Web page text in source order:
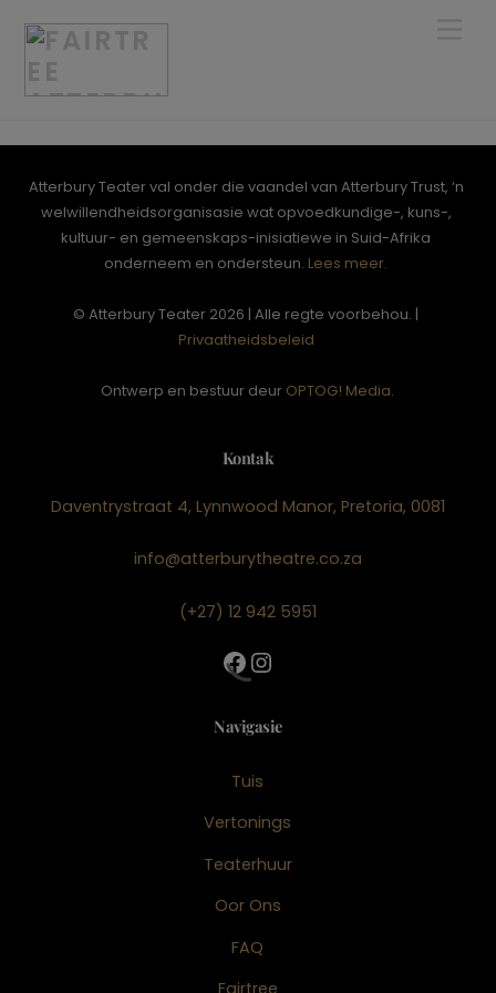
Atterbury Teater val onder die vaandel van Atterbury Trust, ‘n
welwillendheidsorganisasie wat opvoedkundige-, kuns-,
kultuur- en gemeenskaps-inisiatiewe in Suid-Afrika
onderneem en ondersteun. Lees meer.
© Atterbury Teater 2026 | Alle regte voorbehou. |
Privaatheidsbeleid
Ontwerp en bestuur deur OPTOG! Media.
Kontak
Daventrystraat 4, Lynnwood Manor, Pretoria, 0081
info@atterburytheatre.co.za
(+27) 12 942 5951
Facebook
Instagram
Navigasie
Tuis
Vertonings
Teaterhuur
Oor Ons
FAQ